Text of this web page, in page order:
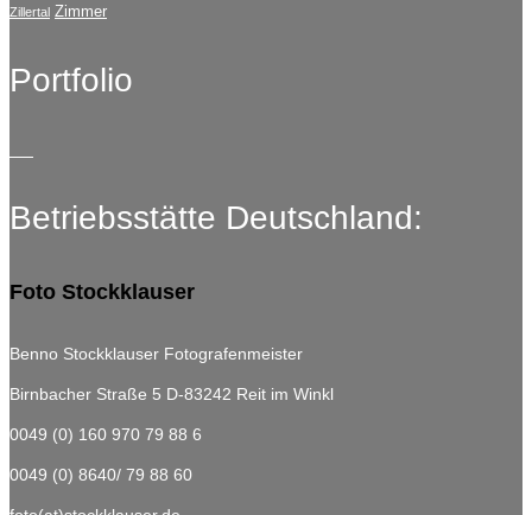
Zillertal Zimmer
Portfolio
Betriebsstätte Deutschland:
Foto Stockklauser
Benno Stockklauser Fotografenmeister
Birnbacher Straße 5 D-83242 Reit im Winkl
0049 (0) 160 970 79 88 6
0049 (0) 8640/ 79 88 60